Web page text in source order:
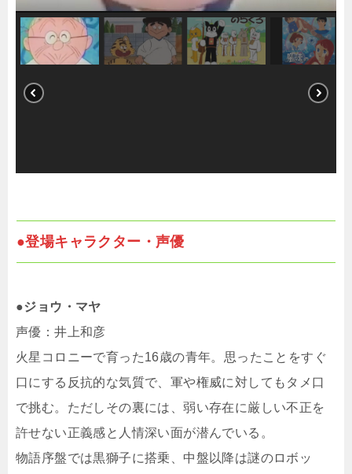
●登場キャラクター・声優
●ジョウ・マヤ
声優：井上和彦
火星コロニーで育った16歳の青年。思ったことをすぐ
口にする反抗的な気質で、軍や権威に対してもタメ口
で挑む。ただしその裏には、弱い存在に厳しい不正を
許せない正義感と人情深い面が潜んでいる。
物語序盤では黒獅子に搭乗、中盤以降は謎のロボッ